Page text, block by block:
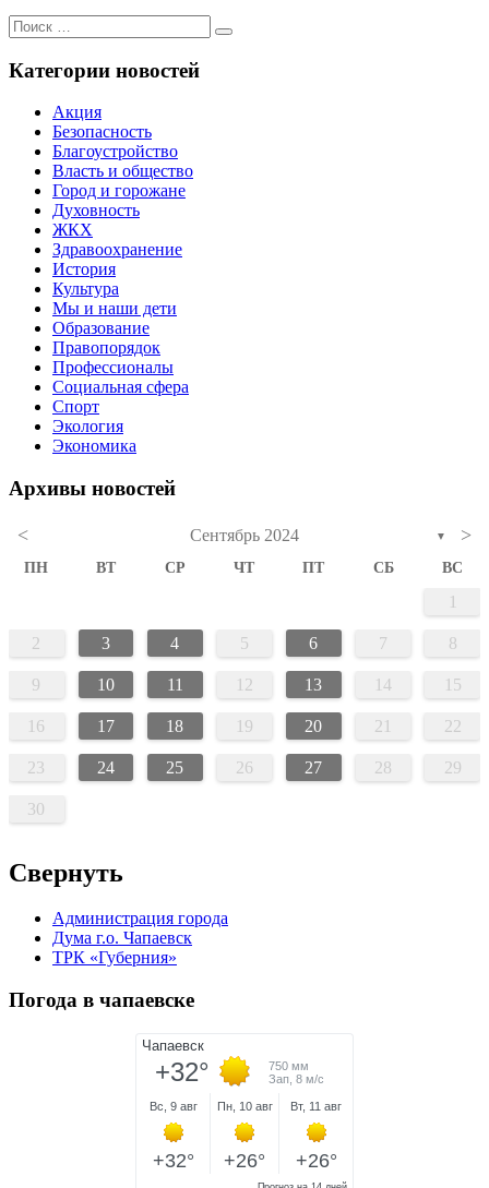
Поиск
для:
Поиск
Категории новостей
Акция
Безопасность
Благоустройство
Власть и общество
Город и горожане
Духовность
ЖКХ
Здравоохранение
История
Культура
Мы и наши дети
Образование
Правопорядок
Профессионалы
Социальная сфера
Спорт
Экология
Экономика
Архивы новостей
< Сентябрь 2024 ▼ >
ПН ВТ СР ЧТ ПТ СБ ВС
1
2 3 4 5 6 7 8
9 10 11 12 13 14 15
16 17 18 19 20 21 22
23 24 25 26 27 28 29
30
Свернуть
Администрация города
Дума г.о. Чапаевск
ТРК «Губерния»
Погода в чапаевске